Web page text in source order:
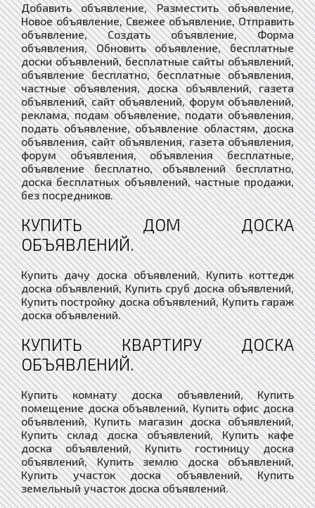
Добавить объявление, Разместить объявление,
Новое объявление, Свежее объявление, Отправить
объявление, Создать объявление, Форма
объявления, Обновить объявление, бесплатные
доски объявлений, бесплатные сайты объявлений,
объявление бесплатно, бесплатные объявления,
частные объявления, доска объявлений, газета
объявлений, сайт объявлений, форум объявлений,
реклама, подам объявление, подати объявления,
подать объявление, объявление областям, доска
объявления, сайт объявления, газета объявления,
форум объявления, объявления бесплатные,
объявление бесплатно, объявлений бесплатно,
доска бесплатных объявлений, частные продажи,
без посредников.
КУПИТЬ ДОМ ДОСКА
ОБЪЯВЛЕНИЙ.
Купить дачу доска объявлений, Купить коттедж
доска объявлений, Купить сруб доска объявлений,
Купить постройку доска объявлений, Купить гараж
доска объявлений.
КУПИТЬ КВАРТИРУ ДОСКА
ОБЪЯВЛЕНИЙ.
Купить комнату доска объявлений, Купить
помещение доска объявлений, Купить офис доска
объявлений, Купить магазин доска объявлений,
Купить склад доска объявлений, Купить кафе
доска объявлений, Купить гостиницу доска
объявлений, Купить землю доска объявлений,
Купить участок доска объявлений, Купить
земельный участок доска объявлений.